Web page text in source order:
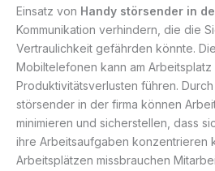
Einsatz von Handy störsender in
Kommunikation verhindern, die die
Vertraulichkeit gefährden könnte.
Mobiltelefonen kann am
Produktivitätsverlusten führen.
störsender in der firma können
minimieren und sicherstellen, dass
ihre Arbeitsaufgaben konzentrieren
Arbeitsplätzen missbrauchen